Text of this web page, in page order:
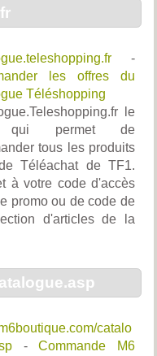
-
les offres du
Téléshopping
le
qui permet de
tous les produits
Téléachat de TF1.
à votre code d'accès
promo ou de code de
d'articles de la
catalo
-Commande M6